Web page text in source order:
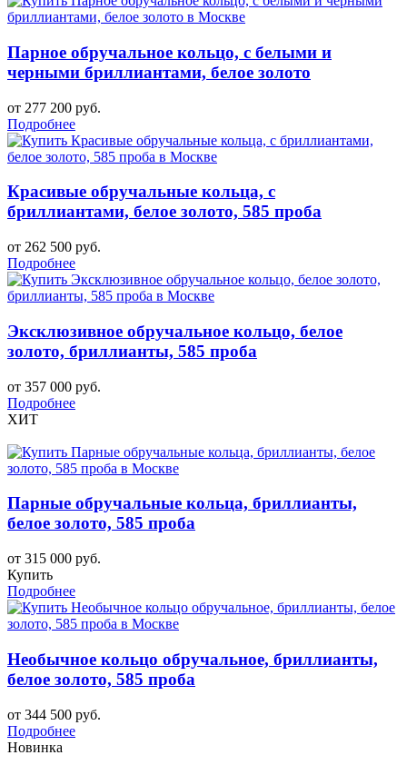
Парное обручальное кольцо, с белыми и
черными бриллиантами, белое золото
от 277 200 руб.
Подробнее
Красивые обручальные кольца, с
бриллиантами, белое золото, 585 проба
от 262 500 руб.
Подробнее
Эксклюзивное обручальное кольцо, белое
золото, бриллианты, 585 проба
от 357 000 руб.
Подробнее
ХИТ
Парные обручальные кольца, бриллианты,
белое золото, 585 проба
от 315 000 руб.
Купить
Подробнее
Необычное кольцо обручальное, бриллианты,
белое золото, 585 проба
от 344 500 руб.
Подробнее
Новинка